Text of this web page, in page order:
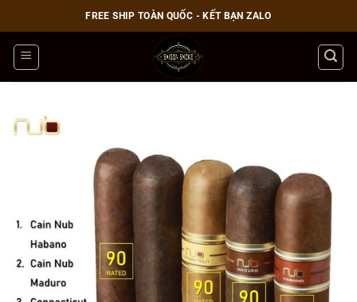
qua
nội
dung
FREE SHIP TOÀN QUỐC - KẾT BẠN ZALO